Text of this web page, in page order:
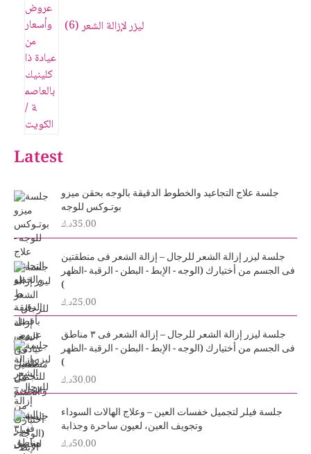
ليزر لإزالة الشعر 6
Latest
جلسة علاج التجاعيد والخطوط الدقيقة بالوجه بحقن ميزو
بوتـوكس للوجه
35.00د.ك
جلسة ليزر إزالة الشعر للرجال – إزالة الشعر فى منطقتين
فى الجسم من أختيارك (الوجه - الإبط - البطن - الرقبة -الظهر
)
25.00د.ك
جلسة ليزر إزالة الشعر للرجال – إزالة الشعر فى ٣ مناطق
فى الجسم من أختيارك (الوجه - الإبط - البطن - الرقبة -الظهر
)
30.00د.ك
جلسة فيلر لتجميل خفسات العين – وعلاج الهالات السوداء
وتجويف العين، لعيون ساحرة وجذابة
50.00د.ك